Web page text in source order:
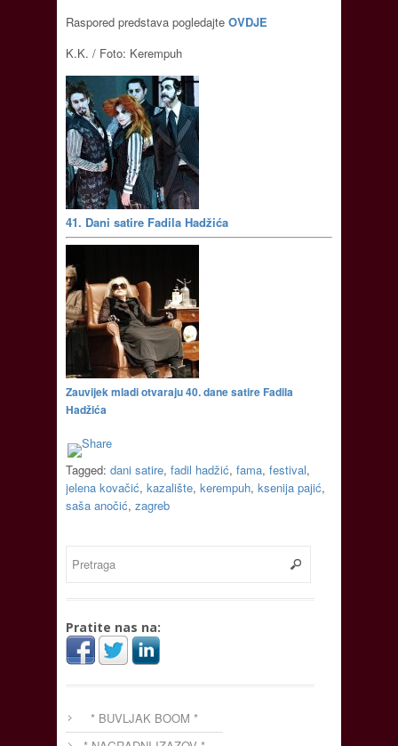
Raspored predstava pogledajte OVDJE
K.K. / Foto: Kerempuh
41. Dani satire Fadila Hadžića
Zauvijek mladi otvaraju 40. dane satire Fadila
Hadžića
Tagged: dani satire, fadil hadžić, fama, festival,
jelena kovačić, kazalište, kerempuh, ksenija pajić,
saša anočić, zagreb
Pratite nas na:
* BUVLJAK BOOM *